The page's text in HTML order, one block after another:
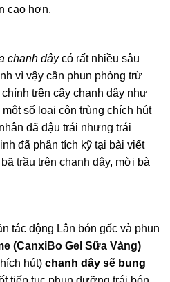
cao hơn.
chanh dâycó rất nhiều sâu
vì vậy cần phun phòng trừ
trên cây chanh dây như
số loại côn trùng chích hút
đã đậu trái nhưng trái
đã phân tích kỹ tại bài viết
trầu trên chanh dây, mời bà
tác động Lân bón gốc và phun
(CanxiBo Gel Sữa Vàng)
hút) chanh dây sẽ bung